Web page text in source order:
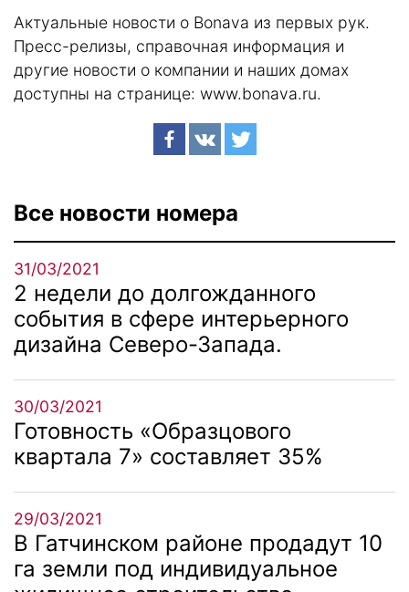
Актуальные новости о Bonava из первых рук.
Пресс-релизы, справочная информация и
другие новости о компании и наших домах
доступны на странице: www.bonava.ru.
Все новости номера
31/03/2021
2 недели до долгожданного
события в сфере интерьерного
дизайна Северо-Запада.
30/03/2021
Готовность «Образцового
квартала 7» составляет 35%
29/03/2021
В Гатчинском районе продадут 10
га земли под индивидуальное